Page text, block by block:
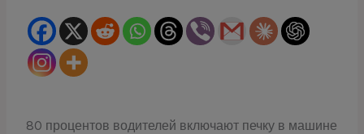
80 процентов водителей включают печку в машине